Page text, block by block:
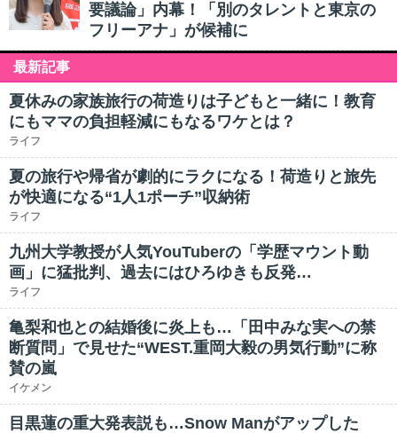
要議論」内幕！「別のタレントと東京の
フリーアナ」が候補に
最新記事
夏休みの家族旅行の荷造りは子どもと一緒に！教育
にもママの負担軽減にもなるワケとは？
ライフ
夏の旅行や帰省が劇的にラクになる！荷造りと旅先
が快適になる“1人1ポーチ”収納術
ライフ
九州大学教授が人気YouTuberの「学歴マウント動
画」に猛批判、過去にはひろゆきも反発…
ライフ
亀梨和也との結婚後に炎上も…「田中みな実への禁
断質問」で見せた“WEST.重岡大毅の男気行動”に称
賛の嵐
イケメン
目黒蓮の重大発表説も…Snow Manがアップした